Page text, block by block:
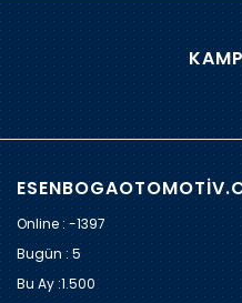
Online : -1397
Bugün :5
Bu Ay :1.500